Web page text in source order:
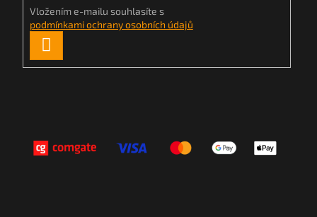
Vložením e-mailu souhlasíte s
podmínkami ochrany osobních údajů
SE